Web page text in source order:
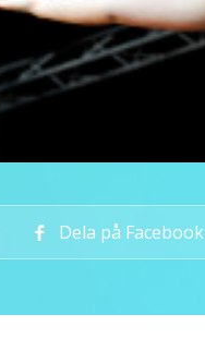
Dela på Facebook